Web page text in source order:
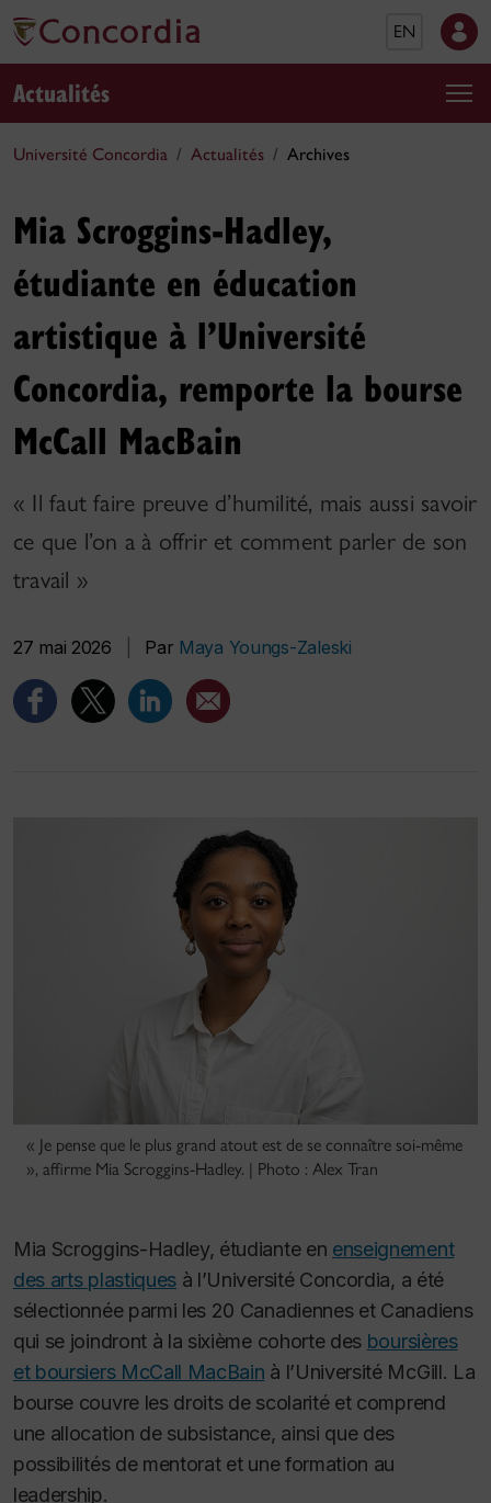
EN
Actualités
Université Concordia Actualités Archives
Mia Scroggins-Hadley,
étudiante en éducation
artistique à l’Université
Concordia, remporte la bourse
McCall MacBain
« Il faut faire preuve d’humilité, mais aussi savoir
ce que l’on a à offrir et comment parler de son
travail »
27 mai 2026 Par Maya Youngs-Zaleski
« Je pense que le plus grand atout est de se connaître soi-même
», affirme Mia Scroggins-Hadley. | Photo : Alex Tran
Mia Scroggins-Hadley, étudiante en enseignement
des arts plastiques à l’Université Concordia, a été
sélectionnée parmi les 20 Canadiennes et Canadiens
qui se joindront à la sixième cohorte des boursières
et boursiers McCall MacBain à l’Université McGill. La
bourse couvre les droits de scolarité et comprend
une allocation de subsistance, ainsi que des
possibilités de mentorat et une formation au
leadership.